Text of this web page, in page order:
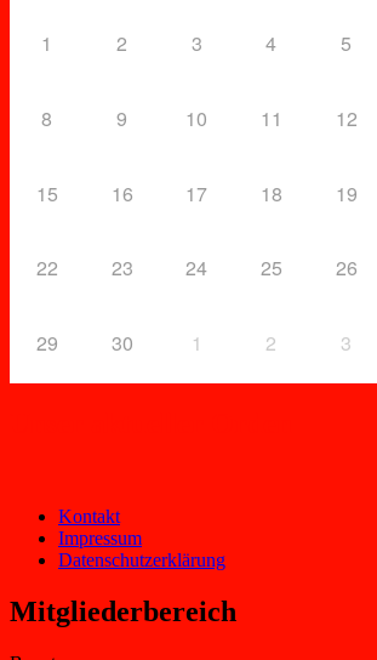
1 2 3 4 5
8 9 10 11 12
15 16 17 18 19
22 23 24 25 26
29 30 1 2 3
Kontakt
Impressum
Datenschutzerklärung
Mitgliederbereich